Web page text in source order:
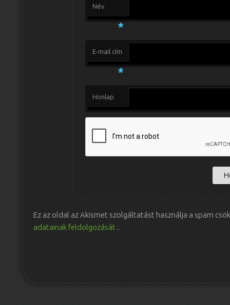
Név
*
E-mail cím
*
Honlap
Ez az oldal az Akismet szolgáltatást használja a spam
adatainak feldolgozását .